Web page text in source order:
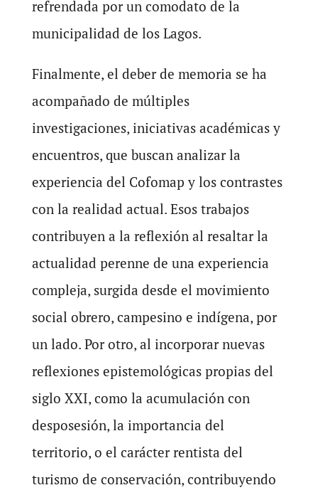
refrendada por un comodato de la
municipalidad de los Lagos.
Finalmente, el deber de memoria se ha
acompañado de múltiples
investigaciones, iniciativas académicas y
encuentros, que buscan analizar la
experiencia del Cofomap y los contrastes
con la realidad actual. Esos trabajos
contribuyen a la reflexión al resaltar la
actualidad perenne de una experiencia
compleja, surgida desde el movimiento
social obrero, campesino e indígena, por
un lado. Por otro, al incorporar nuevas
reflexiones epistemológicas propias del
siglo XXI, como la acumulación con
desposesión, la importancia del
territorio, o el carácter rentista del
turismo de conservación, contribuyendo